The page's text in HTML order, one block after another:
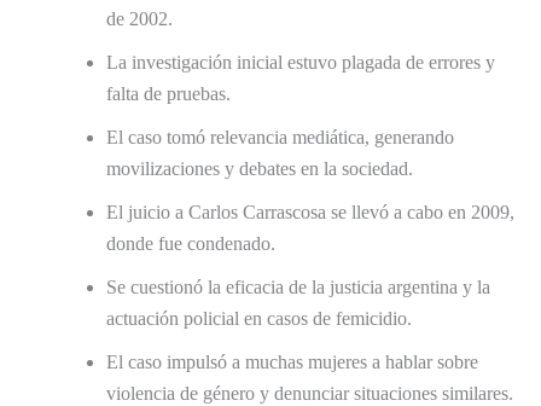
de 2002.
La investigación inicial estuvo plagada de errores y
falta de pruebas.
El caso tomó relevancia mediática, generando
movilizaciones y debates en la sociedad.
El juicio a Carlos Carrascosa se llevó a cabo en 2009,
donde fue condenado.
Se cuestionó la eficacia de la justicia argentina y la
actuación policial en casos de femicidio.
El caso impulsó a muchas mujeres a hablar sobre
violencia de género y denunciar situaciones similares.